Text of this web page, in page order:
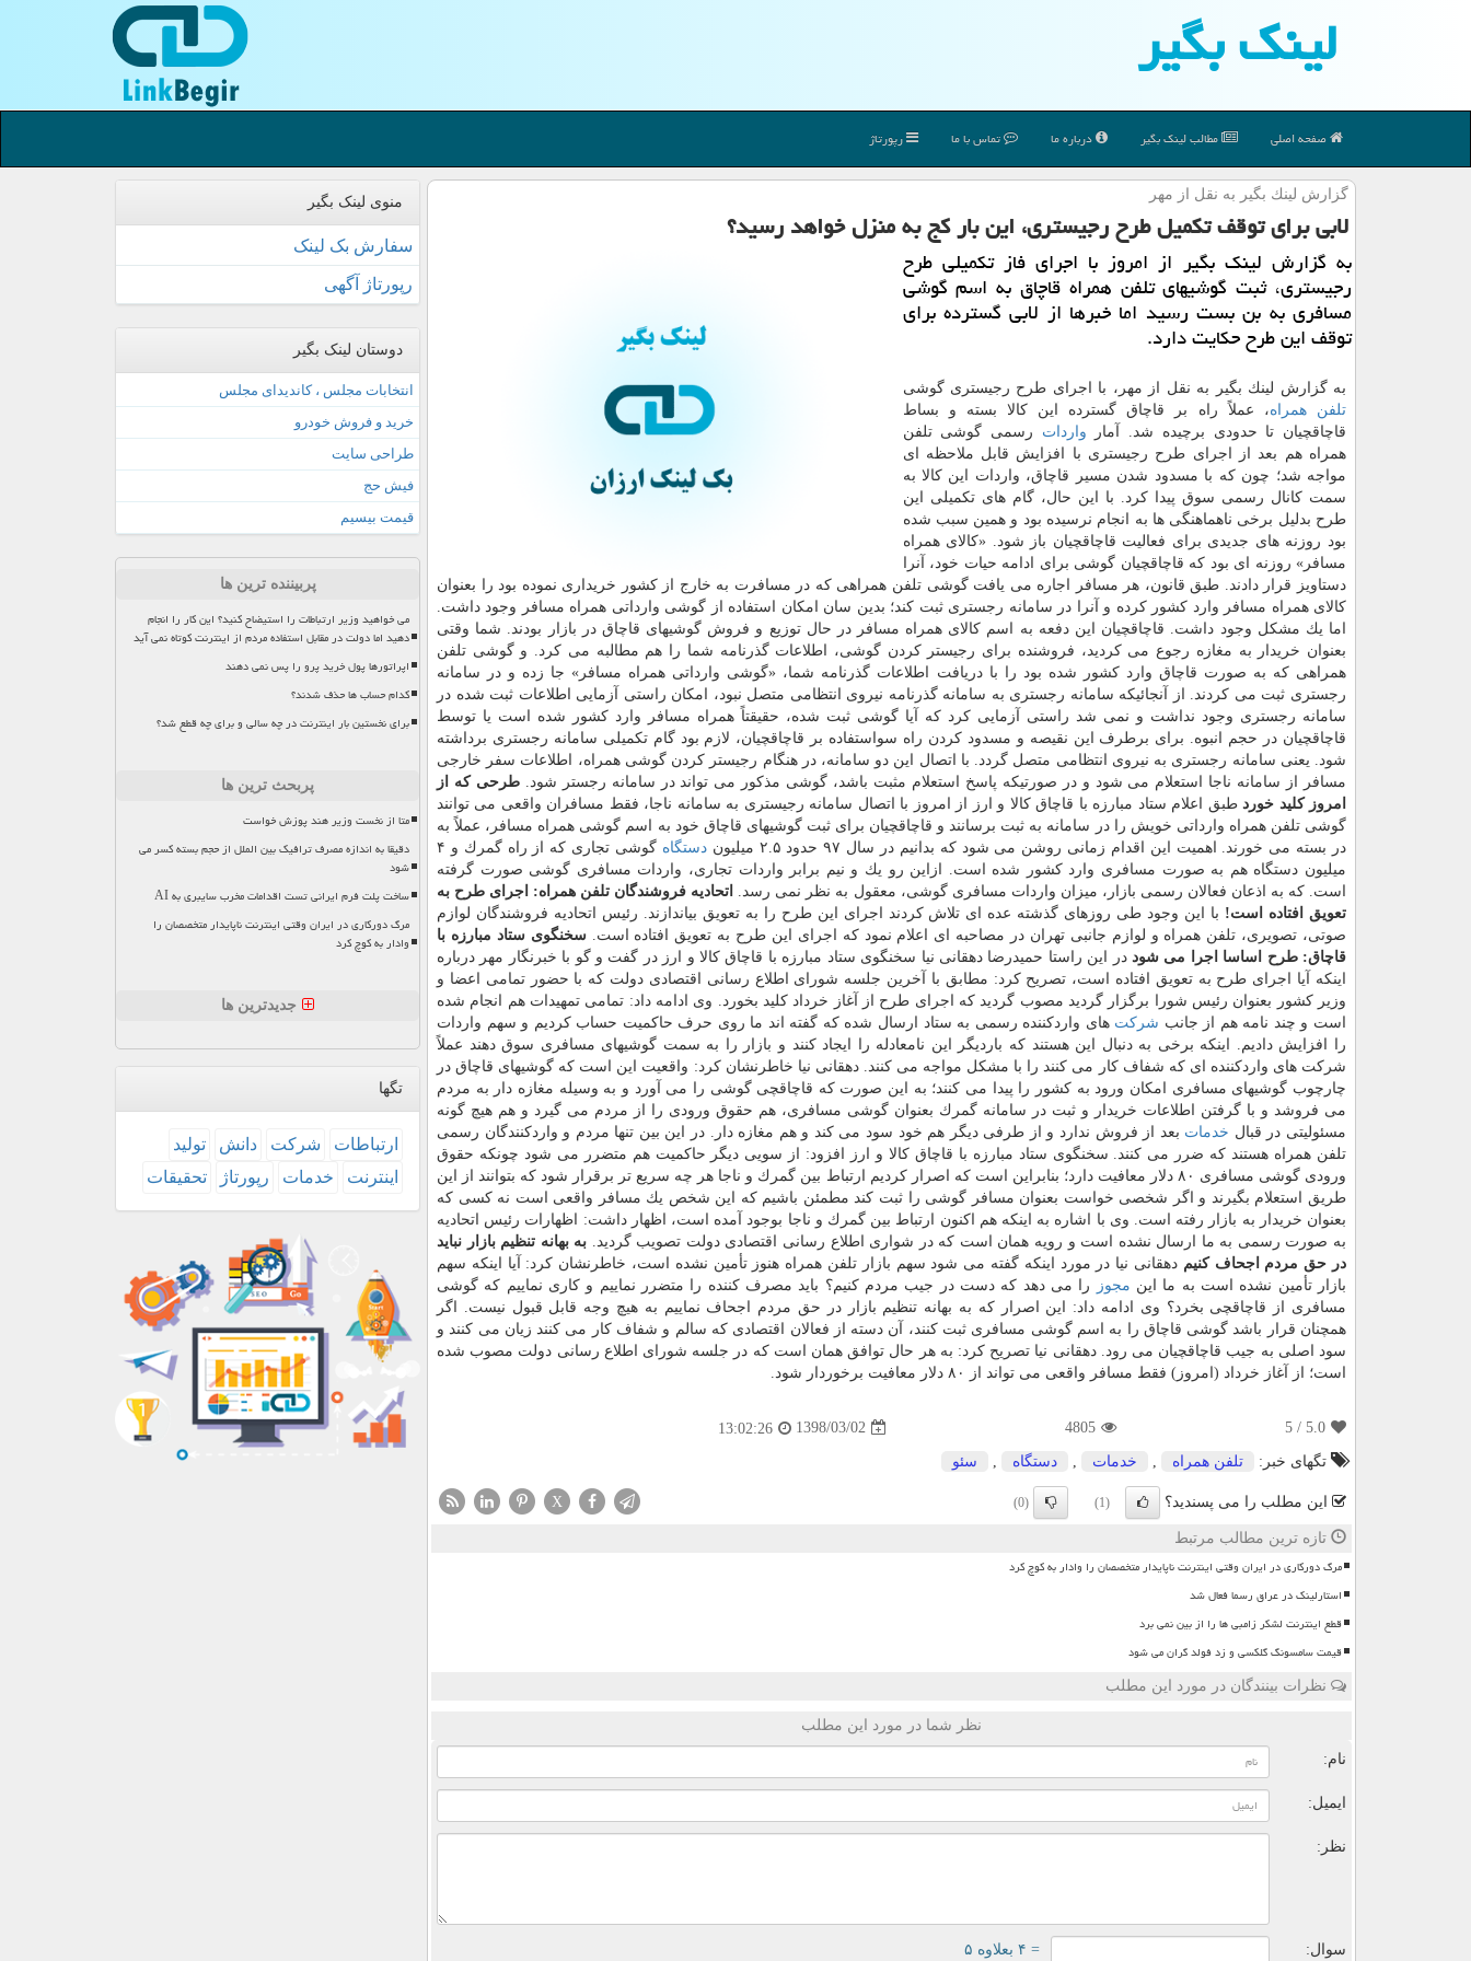
لینك بگیر
صفحه اصلی مطالب لینك بگیر درباره ما تماس با ما رپورتاژ
گزارش لینك بگیر به نقل از مهر
لابی برای توقف تكمیل طرح رجیستری، این بار كج به منزل خواهد رسید؟
به گزارش لینك بگیر از امروز با اجرای فاز تكمیلی طرح
رجیستری، ثبت گوشیهای تلفن همراه قاچاق به اسم گوشی
مسافری به بن بست رسید اما خبرها از لابی گسترده برای
توقف این طرح حكایت دارد.
به گزارش لینك بگیر به نقل از مهر، با اجرای طرح رجیستری گوشی
تلفن همراه، عملاً راه بر قاچاق گسترده این كالا بسته و بساط
قاچاقچیان تا حدودی برچیده شد. آمار واردات رسمی گوشی تلفن
همراه هم بعد از اجرای طرح رجیستری با افزایش قابل ملاحظه ای
مواجه شد؛ چون كه با مسدود شدن مسیر قاچاق، واردات این كالا به
سمت كانال رسمی سوق پیدا كرد. با این حال، گام های تكمیلی این
طرح بدلیل برخی ناهماهنگی ها به انجام نرسیده بود و همین سبب شده
بود روزنه های جدیدی برای فعالیت قاچاقچیان باز شود. «كالای همراه
مسافر» روزنه ای بود كه قاچاقچیان گوشی برای ادامه حیات خود، آنرا
دستاویز قرار دادند. طبق قانون، هر مسافر اجاره می یافت گوشی تلفن همراهی كه در مسافرت به خارج از كشور خریداری نموده بود را بعنوان
كالای همراه مسافر وارد كشور كرده و آنرا در سامانه رجستری ثبت كند؛ بدین سان امكان استفاده از گوشی وارداتی همراه مسافر وجود داشت.
اما یك مشكل وجود داشت. قاچاقچیان این دفعه به اسم كالای همراه مسافر در حال توزیع و فروش گوشیهای قاچاق در بازار بودند. شما وقتی
بعنوان خریدار به مغازه رجوع می كردید، فروشنده برای رجیستر كردن گوشی، اطلاعات گذرنامه شما را هم مطالبه می كرد. و گوشی تلفن
همراهی كه به صورت قاچاق وارد كشور شده بود را با دریافت اطلاعات گذرنامه شما، «گوشی وارداتی همراه مسافر» جا زده و در سامانه
رجستری ثبت می كردند. از آنجائیكه سامانه رجستری به سامانه گذرنامه نیروی انتظامی متصل نبود، امكان راستی آزمایی اطلاعات ثبت شده در
سامانه رجستری وجود نداشت و نمی شد راستی آزمایی كرد كه آیا گوشی ثبت شده، حقیقتاً همراه مسافر وارد كشور شده است یا توسط
قاچاقچیان در حجم انبوه. برای برطرف این نقیصه و مسدود كردن راه سواستفاده بر قاچاقچیان، لازم بود گام تكمیلی سامانه رجستری برداشته
شود. یعنی سامانه رجستری به نیروی انتظامی متصل گردد. با اتصال این دو سامانه، در هنگام رجیستر كردن گوشی همراه، اطلاعات سفر خارجی
مسافر از سامانه ناجا استعلام می شود و در صورتیكه پاسخ استعلام مثبت باشد، گوشی مذكور می تواند در سامانه رجستر شود.طرحی كه از
امروز كلید خوردطبق اعلام ستاد مبارزه با قاچاق كالا و ارز از امروز با اتصال سامانه رجیستری به سامانه ناجا، فقط مسافران واقعی می توانند
گوشی تلفن همراه وارداتی خویش را در سامانه به ثبت برسانند و قاچاقچیان برای ثبت گوشیهای قاچاق خود به اسم گوشی همراه مسافر، عملاً به
در بسته می خورند. اهمیت این اقدام زمانی روشن می شود كه بدانیم در سال ۹۷ حدود ۲.۵ میلیون
دستگاه
گوشی تجاری كه از راه گمرك و ۴
میلیون دستگاه هم به صورت مسافری وارد كشور شده است. ازاین رو یك و نیم برابر واردات تجاری، واردات مسافری گوشی صورت گرفته
است. كه به اذعان فعالان رسمی بازار، میزان واردات مسافری گوشی، معقول به نظر نمی رسد. اتحادیه فروشندگان تلفن همراه: اجرای طرح به
تعویق افتاده است! با این وجود طی روزهای گذشته عده ای تلاش كردند اجرای این طرح را به تعویق بیاندازند. رئیس اتحادیه فروشندگان لوازم
صوتی، تصویری، تلفن همراه و لوازم جانبی تهران در مصاحبه ای اعلام نمود كه اجرای این طرح به تعویق افتاده است.سخنگوی ستاد مبارزه با
قاچاق: طرح اساسا اجرا می شود در این راستا حمیدرضا دهقانی نیا سخنگوی ستاد مبارزه با قاچاق كالا و ارز در گفت و گو با خبرنگار مهر درباره
اینكه آیا اجرای طرح به تعویق افتاده است، تصریح كرد: مطابق با آخرین جلسه شورای اطلاع رسانی اقتصادی دولت كه با حضور تمامی اعضا و
وزیر كشور بعنوان رئیس شورا برگزار گردید مصوب گردید كه اجرای طرح از آغاز خرداد كلید بخورد. وی ادامه داد: تمامی تمهیدات هم انجام شده
است و چند نامه هم از جانب شركت های واردكننده رسمی به ستاد ارسال شده كه گفته اند ما روی حرف حاكمیت حساب كردیم و سهم واردات
را افزایش دادیم. اینكه برخی به دنبال این هستند كه باردیگر این نامعادله را ایجاد كنند و بازار را به سمت گوشیهای مسافری سوق دهند عملاً
شركت های واردكننده ای كه شفاف كار می كنند را با مشكل مواجه می كنند. دهقانی نیا خاطرنشان كرد: واقعیت این است كه گوشیهای قاچاق در
چارچوب گوشیهای مسافری امكان ورود به كشور را پیدا می كنند؛ به این صورت كه قاچاقچی گوشی را می آورد و به وسیله مغازه دار به مردم
می فروشد و با گرفتن اطلاعات خریدار و ثبت در سامانه گمرك بعنوان گوشی مسافری، هم حقوق ورودی را از مردم می گیرد و هم هیچ گونه
مسئولیتی در قبال خدمات بعد از فروش ندارد و از طرفی دیگر هم خود سود می كند و هم مغازه دار. در این بین تنها مردم و واردكنندگان رسمی
تلفن همراه هستند كه ضرر می كنند. سخنگوی ستاد مبارزه با قاچاق كالا و ارز افزود: از سویی دیگر حاكمیت هم متضرر می شود چونكه حقوق
ورودی گوشی مسافری ۸۰ دلار معافیت دارد؛ بنابراین است كه اصرار كردیم ارتباط بین گمرك و ناجا هر چه سریع تر برقرار شود كه بتوانند از این
طریق استعلام بگیرند و اگر شخصی خواست بعنوان مسافر گوشی را ثبت كند مطمئن باشیم كه این شخص یك مسافر واقعی است نه كسی كه
بعنوان خریدار به بازار رفته است. وی با اشاره به اینكه هم اكنون ارتباط بین گمرك و ناجا بوجود آمده است، اظهار داشت: اظهارات رئیس اتحادیه
به صورت رسمی به ما ارسال نشده است و رویه همان است كه در شواری اطلاع رسانی اقتصادی دولت تصویب گردید. به بهانه تنظیم بازار نباید
در حق مردم اجحاف كنیم دهقانی نیا در مورد اینكه گفته می شود سهم بازار تلفن همراه هنوز تأمین نشده است، خاطرنشان كرد: آیا اینكه سهم
بازار تأمین نشده است به ما این مجوز
را می دهد كه دست در جیب مردم كنیم؟ باید مصرف كننده را متضرر نماییم و كاری نماییم كه گوشی
مسافری از قاچاقچی بخرد؟ وی ادامه داد: این اصرار كه به بهانه تنظیم بازار در حق مردم اجحاف نماییم به هیچ وجه قابل قبول نیست. اگر
همچنان قرار باشد گوشی قاچاق را به اسم گوشی مسافری ثبت كنند، آن دسته از فعالان اقتصادی كه سالم و شفاف كار می كنند زیان می كنند و
سود اصلی به جیب قاچاقچیان می رود. دهقانی نیا تصریح كرد: به هر حال توافق همان است كه در جلسه شورای اطلاع رسانی دولت مصوب شده
است؛ از آغاز خرداد (امروز) فقط مسافر واقعی می تواند از ۸۰ دلار معافیت برخوردار شود.
5.0
/ 5
4805
1398/03/02
13:02:26
تگهای خبر:
تلفن همراه خدمات دستگاه سئو
این مطلب را می پسندید؟ (1)
(0)
X
تازه ترین مطالب مرتبط
مرگ دورکاری در ایران وقتی اینترنت ناپایدار متخصصان را وادار به کوچ کرد
استارلینک در عراق رسما فعال شد
قطع اینترنت لشکر زامبی ها را از بین نمی برد
قیمت سامسونگ گلکسی و زد فولد گران می شود
نظرات بینندگان در مورد این مطلب
نظر شما در مورد این مطلب
نام:
ایمیل:
نظر:
سوال: = ۴ بعلاوه ۵
منوی لینک بگیر
سفارش بک لینک
رپورتاژ آگهی
دوستان لینک بگیر
انتخابات مجلس ، کاندیدای مجلس
خرید و فروش خودرو
طراحی سایت
فیش حج
قیمت بیسیم
پربیننده ترین ها
می خواهید وزیر ارتباطات را استیضاح کنید؟ این کار را انجام
دهید اما دولت در مقابل استفاده مردم از اینترنت کوتاه نمی آید
اپراتورها پول خرید پرو را پس نمی دهند
کدام حساب ها حذف شدند؟
برای نخستین بار اینترنت در چه سالی و برای چه قطع شد؟
پربحث ترین ها
متا از نخست وزیر هند پوزش خواست
دقیقا به اندازه مصرف ترافیک بین الملل از حجم بسته کسر می
شود
ساخت پلت فرم ایرانی تست اقدامات مخرب سایبری به AI
مرگ دورکاری در ایران وقتی اینترنت ناپایدار متخصصان را
وادار به کوچ کرد
جدیدترین ها
تگها
ارتباطات شركت دانش
تولید
اینترنت
خدمات رپورتاژ تحقیقات